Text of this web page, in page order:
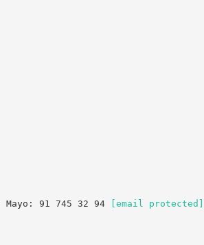
91 745 32 94
[email protected]